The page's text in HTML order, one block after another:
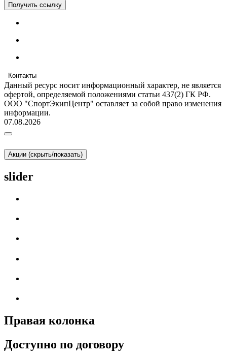
Получить ссылку
Контакты
Данный ресурс носит информационный характер, не является
офертой, определяемой положениями статьи 437(2) ГК РФ.
ООО "СпортЭкипЦентр" оставляет за собой право изменения
информации.
07.08.2026
Акции (скрыть/показать)
slider
Правая колонка
Доступно по договору